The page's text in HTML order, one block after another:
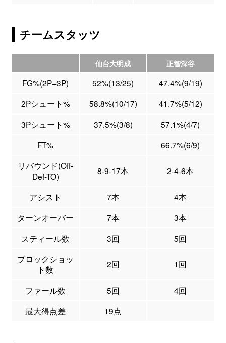
チームスタッツ
仙台大明成 正智深谷
FG%(2P+3P) 52%(13/25)
47.4%(9/19)
2Pシュート%
58.8%(10/17)
41.7%(5/12)
3Pシュート%
37.5%(3/8)
57.1%(4/7)
FT%
66.7%(6/9)
リバウンド(Off-
Def-TO)
8-9-17本 2-4-6本
アシスト 7本
4本
ターンオーバー
7本
3本
スティール数
3回
5回
ブロックショッ
ト数
2回 1回
ファール数 5回
4回
最大得点差
19点